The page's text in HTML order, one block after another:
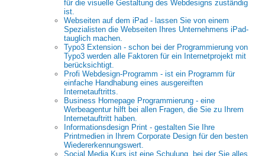
für die visuelle Gestaltung des Webdesigns zuständig
ist.
Webseiten auf dem iPad - lassen Sie von einem
Spezialisten die Webseiten Ihres Unternehmens iPad-
tauglich machen.
Typo3 Extension - schon bei der Programmierung von
Typo3 werden alle Faktoren für ein Internetprojekt mit
berücksichtigt.
Profi Webdesign-Programm - ist ein Programm für
einfache Handhabung eines ausgereiften
Internetauftritts.
Business Homepage Programmierung - eine
Werbeagentur hilft bei allen Fragen, die Sie zu Ihrem
Internetauftritt haben.
Informationsdesign Print - gestalten Sie Ihre
Printmedien in Ihrem Corporate Design für den besten
Wiedererkennungswert.
Social Media Kurs ist eine Schulung, bei der Sie alles